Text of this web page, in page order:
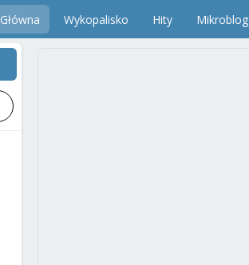
Główna Wykopalisko Hity Mikroblog